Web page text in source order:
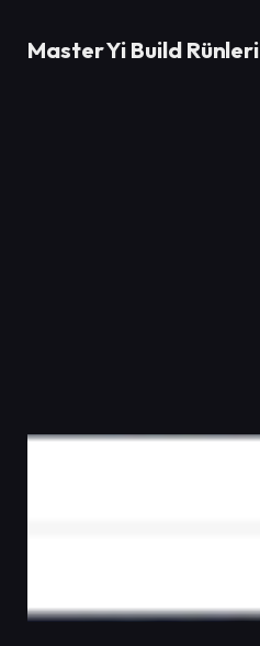
Master Yi Build Rünleri